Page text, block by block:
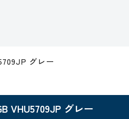
グレー
VHU5709JP グレー